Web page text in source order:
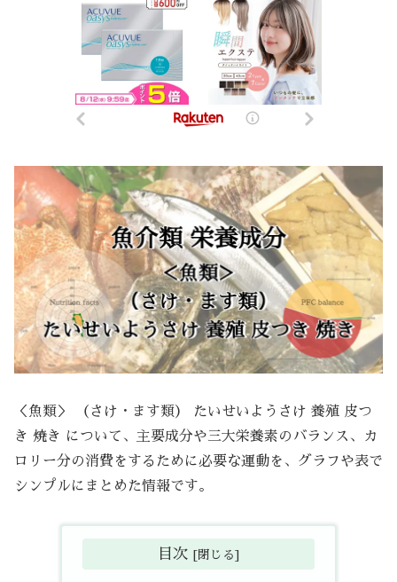
＜魚類＞ （さけ・ます類） たいせいようさけ 養殖 皮つ
き 焼き について、主要成分や三大栄養素のバランス、カ
ロリー分の消費をするために必要な運動を、グラフや表で
シンプルにまとめた情報です。
目次